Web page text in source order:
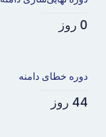
0 روز
دوره خطای دامنه
44 روز